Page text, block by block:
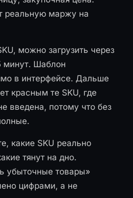
реальную маржу на
можно загрузить через
минут. Шаблон
в интерфейсе. Дальше
красным те SKU, где
введена, потому что без
какие SKU реально
тянут на дно.
убыточные товары»
цифрами, а не